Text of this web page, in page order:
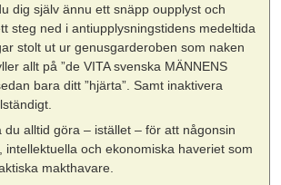
dig själv ännu ett snäpp oupplyst och
steg ned i antiupplysningstidens medeltida
stolt ut ur genusgarderoben som naken
allt på ”de VITA svenska MÄNNENS
bara ditt ”hjärta”. Samt inaktivera
du alltid göra – istället – för att någonsin
intellektuella och ekonomiska haveriet som
makthavare.